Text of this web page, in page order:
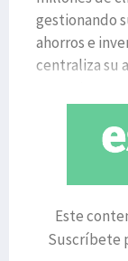
gestionando
ahorros e
centraliza su
Este
Suscríbete